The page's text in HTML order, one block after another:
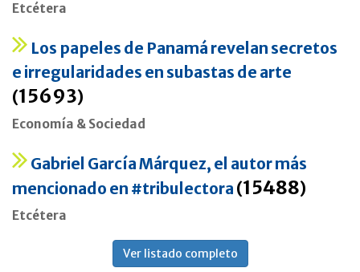
Etcétera
Los papeles de Panamá revelan secretos
e irregularidades en subastas de arte
(15693)
Economía & Sociedad
Gabriel García Márquez, el autor más
mencionado en #tribulectora (15488)
Etcétera
Ver listado completo